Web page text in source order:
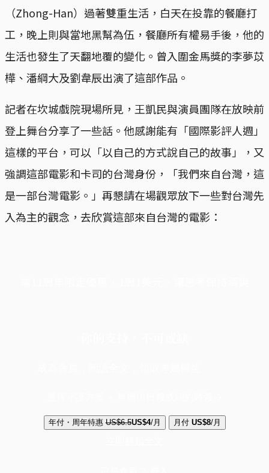
（Zhong-Han）過著雙重生活，白天在投靠的餐廳打
工，晚上則與當地黑幫為伍，餐廳所有權易手後，他的
生活也發生了天翻地覆的變化。曾入圍金馬獎的李夢苡
樺、潘綱大及劉韋辰出演了這部作品。
記者在坎城戲院現場所見，王凱民與演員團隊在放映前
登上舞台分享了一些話。他感謝能有「國際影評人週」
這樣的平台，可以「以自己的方式說自己的故事」，又
強調這部電影和卡司的台灣身份，「我們來自台灣，這
是一部台灣電影。」再懇請在場觀眾放下一些對台灣先
入為主的觀念，去欣賞這部來自台灣的電影：
年付・周年特惠 US$6.5US$4/月 月付 US$8/月